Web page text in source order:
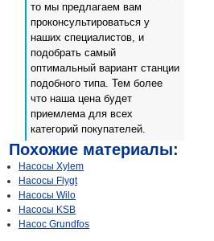
то мы предлагаем вам
проконсультироваться у
наших специалистов, и
подобрать самый
оптимальный вариант станции
подобного типа. Тем более
что наша цена будет
приемлема для всех
категорий покупателей.
Похожие материалы:
Насосы Xylem
Насосы Flygt
Насосы Wilo
Насосы KSB
Насос Grundfos